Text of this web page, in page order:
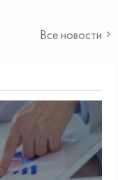
Все новости